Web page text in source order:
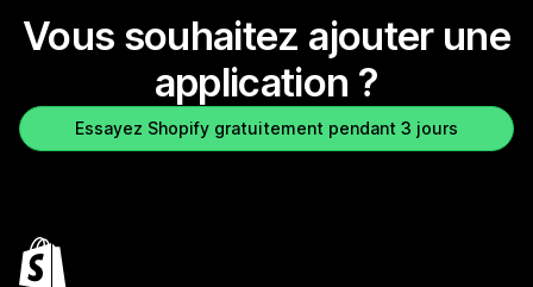
Vous souhaitez ajouter une
application ?
Essayez Shopify gratuitement pendant 3 jours